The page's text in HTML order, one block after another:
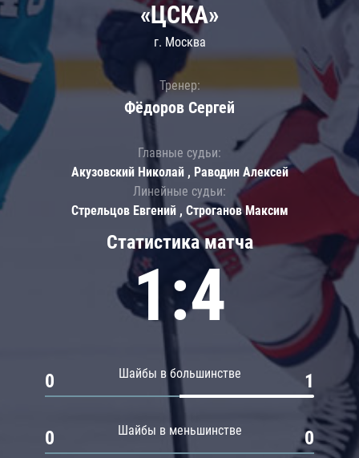
Статистика матча
1:4
Шайбы в большинстве
0 1
Шайбы в меньшинстве
0 0
«ЦСКА»
г. Москва
Тренер:
Фёдоров Сергей
Главные судьи:
Акузовский Николай , Раводин Алексей
Линейные судьи:
Стрельцов Евгений , Строганов Максим